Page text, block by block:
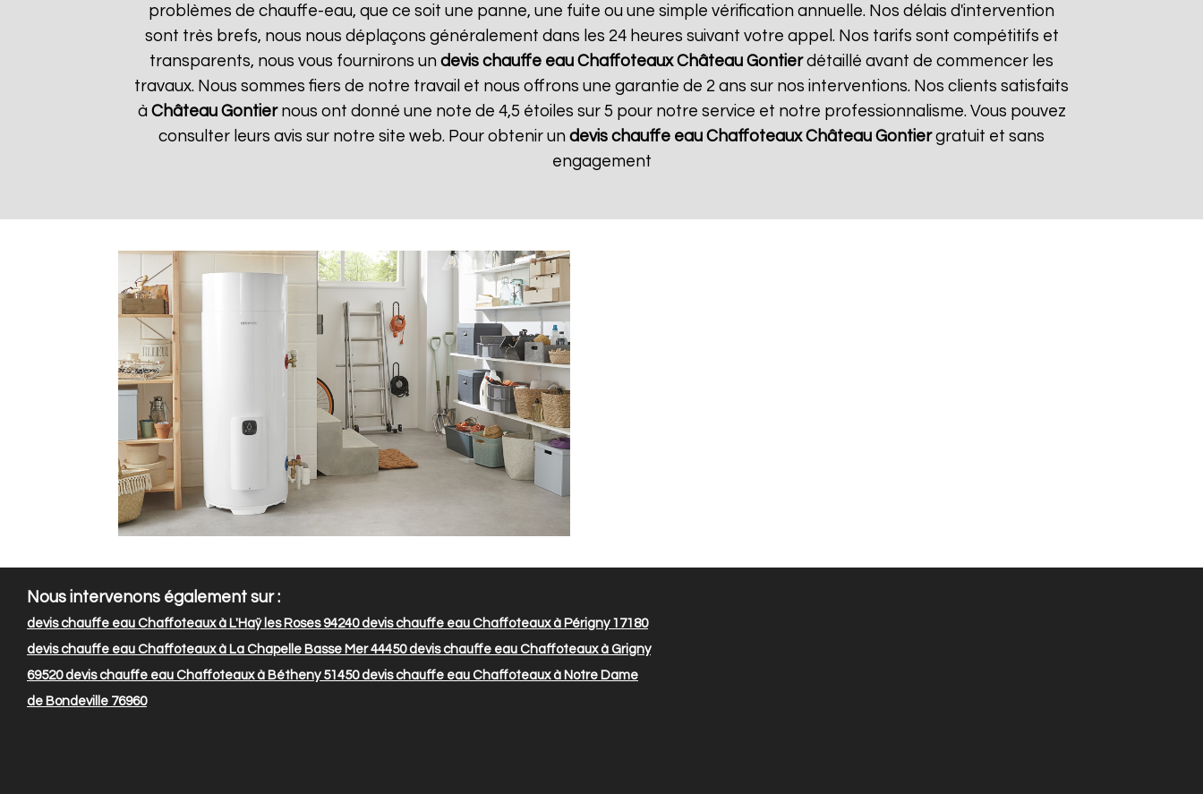
problèmes de chauffe-eau, que ce soit une panne, une fuite ou une simple vérification annuelle. Nos délais d'intervention
sont très brefs, nous nous déplaçons généralement dans les 24 heures suivant votre appel. Nos tarifs sont compétitifs et
transparents, nous vous fournirons un devis chauffe eau Chaffoteaux Château Gontierdétaillé avant de commencer les
travaux. Nous sommes fiers de notre travail et nous offrons une garantie de 2 ans sur nos interventions. Nos clients satisfaits
à Château Gontiernous ont donné une note de 4,5 étoiles sur 5 pour notre service et notre professionnalisme. Vous pouvez
consulter leurs avis sur notre site web. Pour obtenir un devis chauffe eau Chaffoteaux Château Gontiergratuit et sans
engagement
Nous intervenons également sur :
devis chauffe eau Chaffoteaux à L'Haÿ les Roses 94240devis chauffe eau Chaffoteaux à Périgny 17180
devis chauffe eau Chaffoteaux à La Chapelle Basse Mer 44450devis chauffe eau Chaffoteaux à Grigny
69520devis chauffe eau Chaffoteaux à Bétheny 51450devis chauffe eau Chaffoteaux à Notre Dame
de Bondeville 76960